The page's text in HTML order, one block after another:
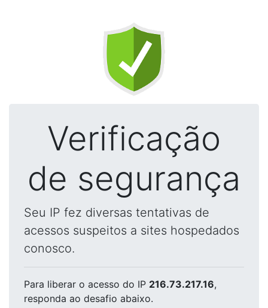
Verificação
de segurança
Seu IP fez diversas tentativas de
acessos suspeitos a sites hospedados
conosco.
Para liberar o acesso do IP 216.73.217.16,
responda ao desafio abaixo.